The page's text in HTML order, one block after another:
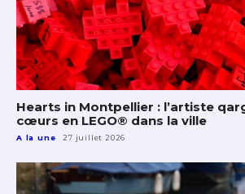
Hearts in Montpellier : l’artiste
cœurs en LEGO® dans la ville
A la une 27 juillet 2026